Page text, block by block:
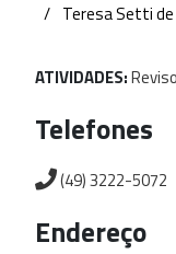
Teresa Setti
ATIVIDADES:
Telefones
(49) 3222-5072
Endereço